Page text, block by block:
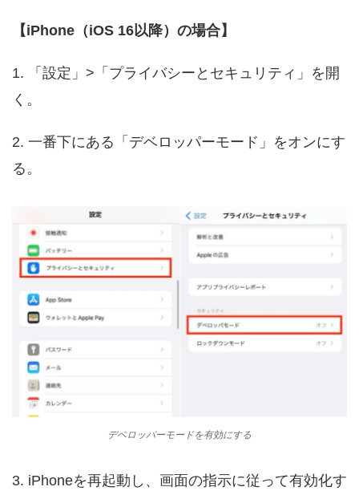
【iPhone（iOS 16以降）の場合】
1. 「設定」>「プライバシーとセキュリティ」を開
く。
2. 一番下にある「デベロッパーモード」をオンにす
る。
デベロッパーモードを有効にする
3. iPhoneを再起動し、画面の指示に従って有効化す